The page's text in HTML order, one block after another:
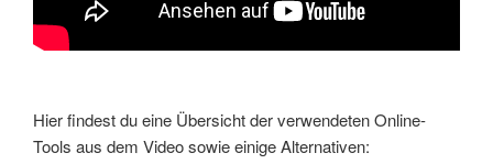
Hier findest du eine Übersicht der verwendeten Online-
Tools aus dem Video sowie einige Alternativen: